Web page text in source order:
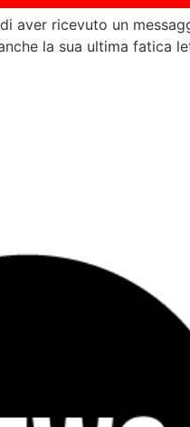
aver ricevuto un
la sua ultima fatica